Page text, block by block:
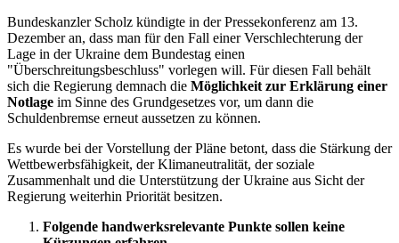
Bundeskanzler Scholz kündigte in der Pressekonferenz am 13.
Dezember an, dass man für den Fall einer Ver­schlechterung der
Lage in der Ukraine dem Bundestag einen
"Überschreitungsbeschluss" vorlegen will. Für diesen Fall behält
sich die Regierung demnach die Möglichkeit zur Erklärung einer
Notlage im Sinne des Grundgesetzes vor, um dann die
Schuldenbremse erneut aussetzen zu können.
Es wurde bei der Vorstellung der Pläne betont, dass die Stärkung der
Wettbewerbsfähigkeit, der Klimaneutralität, der soziale
Zusammenhalt und die Unterstützung der Ukraine aus Sicht der
Regierung weiterhin Priorität besitzen.
Folgende handwerksrelevante Punkte sollen keine